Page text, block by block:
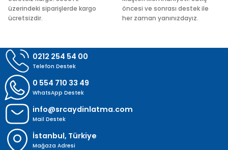
üzerindeki siparişlerde kargo
ücretsizdir.
öncesi ve sonrası destek ile
her zaman yanınızdayız.
0212 254 54 00
Telefon Destek
0 554 710 33 49
WhatsApp Destek
info@srcaydinlatma.com
Mail Destek
İstanbul, Türkiye
Mağaza Adresi